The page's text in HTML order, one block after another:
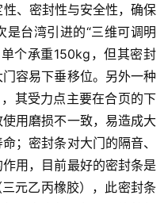
、密封性与安全性，确保
台湾引进的“三维可调明
个承重150kg，但其密封
容易下垂移位。另外一种
其受力点主要在合页的下
用磨损不一致，易造成大
；密封条对大门的隔音、
用，目前最好的密封条是
元乙丙橡胶），此密封条